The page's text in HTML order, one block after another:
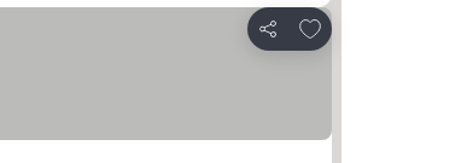
Condividi
Aggiungi ai preferiti